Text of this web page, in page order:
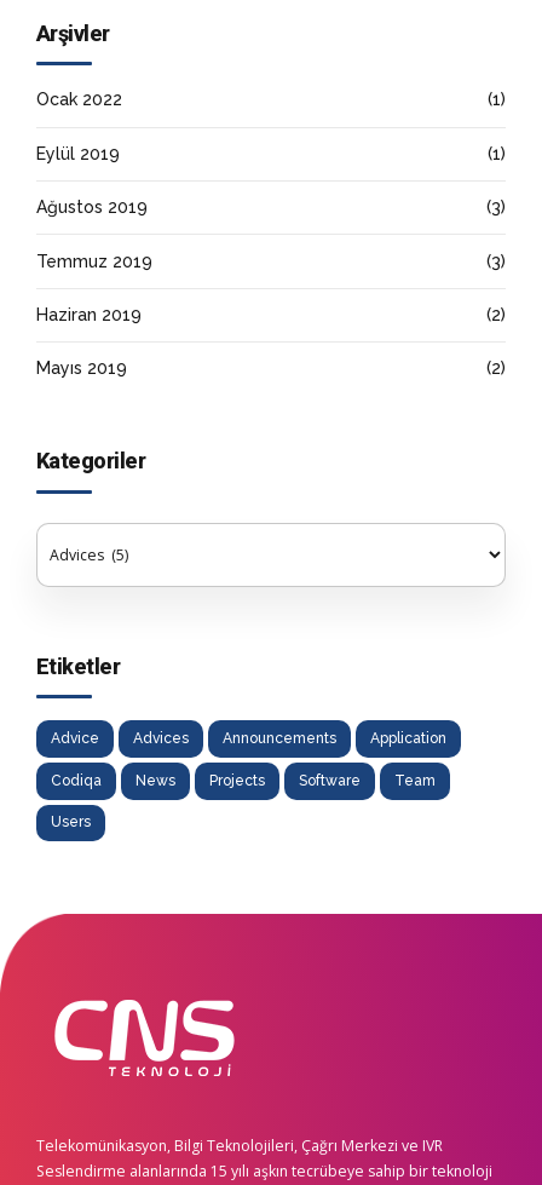
Arşivler
Ocak 2022 (1)
Eylül 2019 (1)
Ağustos 2019 (3)
Temmuz 2019 (3)
Haziran 2019 (2)
Mayıs 2019 (2)
Kategoriler
Etiketler
Advice Advices Announcements Application
Codiqa News Projects Software Team
Users
Telekomünikasyon, Bilgi Teknolojileri, Çağrı Merkezi ve IVR
Seslendirme alanlarında 15 yılı aşkın tecrübeye sahip bir teknoloji